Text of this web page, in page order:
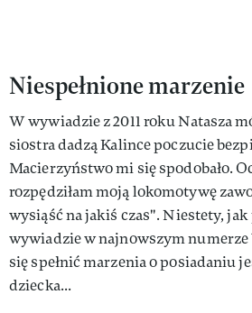
Niespełnione marzenie
W wywiadzie z 2011 roku Natasza
siostra dadzą Kalince poczucie
Macierzyństwo mi się spodobało.
rozpędziłam moją lokomotywę
wysiąść na jakiś czas". Niestety, jak
wywiadzie w najnowszym
się spełnić marzenia o posiadaniu
dziecka...